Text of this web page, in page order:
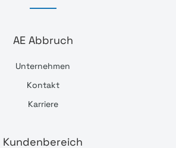
AE Abbruch
Unternehmen
Kontakt
Karriere
Kundenbereich